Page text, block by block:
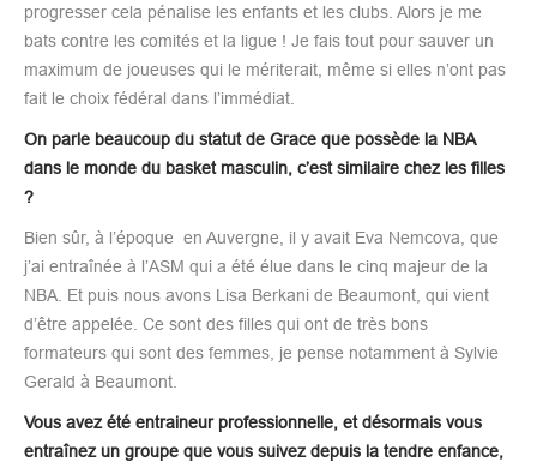
progresser cela pénalise les enfants et les clubs. Alors je me
bats contre les comités et la ligue ! Je fais tout pour sauver un
maximum de joueuses qui le mériterait, même si elles n’ont pas
fait le choix fédéral dans l’immédiat.
On parle beaucoup du statut de Grace que possède la NBA
dans le monde du basket masculin, c’est similaire chez les filles
?
Bien sûr, à l’époque en Auvergne, il y avait Eva Nemcova, que
j’ai entraînée à l’ASM qui a été élue dans le cinq majeur de la
NBA. Et puis nous avons Lisa Berkani de Beaumont, qui vient
d’être appelée. Ce sont des filles qui ont de très bons
formateurs qui sont des femmes, je pense notamment à Sylvie
Gerald à Beaumont.
Vous avez été entraineur professionnelle, et désormais vous
entraînez un groupe que vous suivez depuis la tendre enfance,